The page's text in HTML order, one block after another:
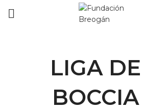
LIGA DE
BOCCIA